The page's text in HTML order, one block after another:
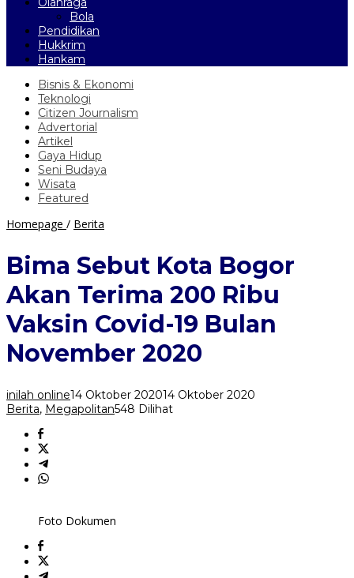
Bola
Pendidikan
Hukkrim
Hankam
Bisnis & Ekonomi
Teknologi
Citizen Journalism
Advertorial
Artikel
Gaya Hidup
Seni Budaya
Wisata
Featured
Homepage / Berita
Kota
Bogor
Akan
Terima
200
Ribu
Covid-
Bulan
November
2020
Bima Sebut Kota Bogor
Akan Terima 200 Ribu
Vaksin Covid-19 Bulan
November 2020
inilah online14 Oktober 202014 Oktober 2020
Berita, Megapolitan548 Dilihat
Foto Dokumen